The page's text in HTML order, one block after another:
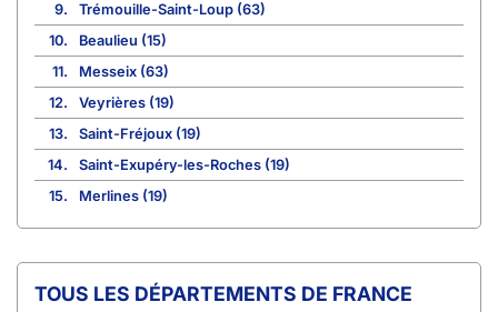
9.
Trémouille-Saint-Loup (63)
10.
Beaulieu (15)
11.
Messeix (63)
12.
Veyrières (19)
13.
Saint-Fréjoux (19)
14.
Saint-Exupéry-les-Roches (19)
15.
Merlines (19)
TOUS LES DÉPARTEMENTS DE FRANCE